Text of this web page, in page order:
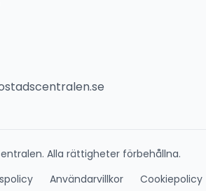
Alla rättigheter förbehållna.
Användarvillkor Cookiepolicy